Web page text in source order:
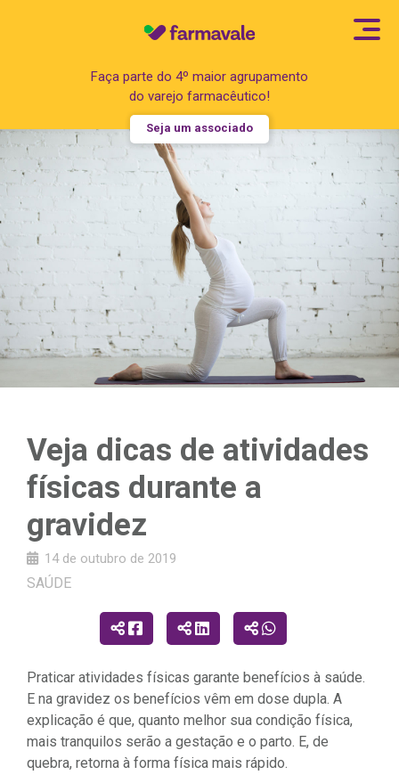
Faça parte do 4º maior agrupamento
do varejo farmacêutico!
Seja um associado
Veja dicas de atividades
físicas durante a
gravidez
14 de outubro de 2019
SAÚDE
Praticar atividades físicas garante benefícios à saúde.
E na gravidez os benefícios vêm em dose dupla. A
explicação é que, quanto melhor sua condição física,
mais tranquilos serão a gestação e o parto. E, de
quebra, retorna à forma física mais rápido.